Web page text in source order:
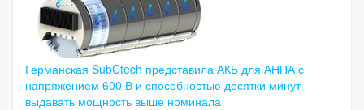
Германская SubCtech представила АКБ для АНПА с
напряжением 600 В и способностью десятки минут
выдавать мощность выше номинала